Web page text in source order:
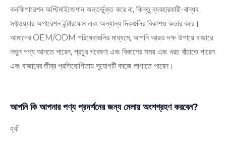
কনফিগারেশন অপ্টিমাইজেশান অন্তর্ভুক্ত করে না, কিন্তু ব্যবহারকারী-বান্ধব
সফ্টওয়্যার অপারেশন ইন্টারফেস এবং অন্যান্য দিকগুলির বিকাশও কভার করে।
আমাদের OEM/ODM পরিষেবাগুলির মাধ্যমে, আপনি আরও দক্ষ উপায়ে বাজারে
নতুন পণ্য আনতে পারেন, প্রচুর গবেষণা এবং বিকাশের সময় এবং খরচ বাঁচাতে পারেন
এবং বাজারের তীব্র প্রতিযোগিতায় সুযোগটি কাজে লাগাতে পারেন।
আপনি কি আপনার পণ্য প্রদর্শনের জন্য মেলায় অংশগ্রহণ করবেন?
হ্যাঁ